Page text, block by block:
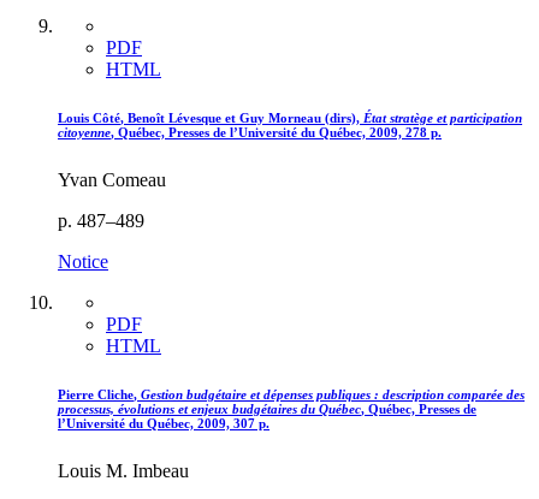
PDF
HTML
Louis Côté, Benoît Lévesque et Guy Morneau (dirs), État stratège et participation
citoyenne, Québec, Presses de l’Université du Québec, 2009, 278 p.
Yvan Comeau
p. 487–489
Notice
PDF
HTML
Pierre Cliche, Gestion budgétaire et dépenses publiques : description comparée des
processus, évolutions et enjeux budgétaires du Québec, Québec, Presses de
l’Université du Québec, 2009, 307 p.
Louis M. Imbeau